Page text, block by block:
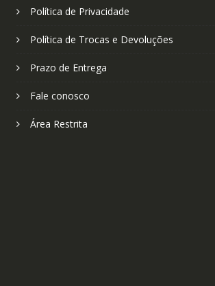
Política de Privacidade
Política de Trocas e Devoluções
Prazo de Entrega
Fale conosco
Área Restrita